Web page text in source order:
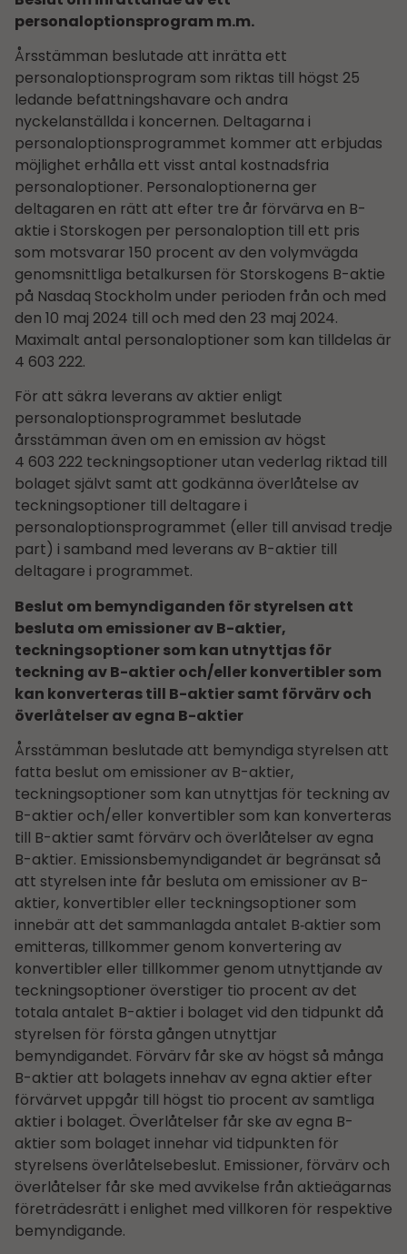
personaloptionsprogram m.m.
Årsstämman beslutade att inrätta ett
personaloptionsprogram som riktas till högst 25
ledande befattningshavare och andra
nyckelanställda i koncernen. Deltagarna i
personaloptionsprogrammet kommer att erbjudas
möjlighet erhålla ett visst antal kostnadsfria
personaloptioner. Personaloptionerna ger
deltagaren en rätt att efter tre år förvärva en B-
aktie i Storskogen per personaloption till ett pris
som motsvarar 150 procent av den volymvägda
genomsnittliga betalkursen för Storskogens B-aktie
på Nasdaq Stockholm under perioden från och med
den 10 maj 2024 till och med den 23 maj 2024.
Maximalt antal personaloptioner som kan tilldelas är
4 603 222.
För att säkra leverans av aktier enligt
personaloptionsprogrammet beslutade
årsstämman även om en emission av högst
4 603 222 teckningsoptioner utan vederlag riktad till
bolaget självt samt att godkänna överlåtelse av
teckningsoptioner till deltagare i
personaloptionsprogrammet (eller till anvisad tredje
part) i samband med leverans av B-aktier till
deltagare i programmet.
Beslut om bemyndiganden för styrelsen att
besluta om emissioner av B-aktier,
teckningsoptioner som kan utnyttjas för
teckning av B-aktier och/eller konvertibler som
kan konverteras till B-aktier samt förvärv och
överlåtelser av egna B-aktier
Årsstämman beslutade att bemyndiga styrelsen att
fatta beslut om emissioner av B-aktier,
teckningsoptioner som kan utnyttjas för teckning av
B-aktier och/eller konvertibler som kan konverteras
till B-aktier samt förvärv och överlåtelser av egna
B-aktier. Emissions­bemyndigandet är begränsat så
att styrelsen inte får besluta om emissioner av B-
aktier, konvertibler eller teckningsoptioner som
innebär att det sammanlagda antalet B‑aktier som
emitteras, tillkommer genom konvertering av
konvertibler eller tillkommer genom utnyttjande av
teckningsoptioner överstiger tio procent av det
totala antalet B-aktier i bolaget vid den tidpunkt då
styrelsen för första gången utnyttjar
bemyndigandet. Förvärv får ske av högst så många
B-aktier att bolagets innehav av egna aktier efter
förvärvet uppgår till högst tio procent av samtliga
aktier i bolaget. Överlåtelser får ske av egna B-
aktier som bolaget innehar vid tidpunkten för
styrelsens överlåtelsebeslut. Emissioner, förvärv och
överlåtelser får ske med avvikelse från aktieägarnas
företrädesrätt i enlighet med villkoren för respektive
bemyndigande.